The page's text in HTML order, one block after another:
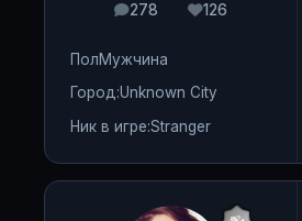
278
сообщения
126
Репутация
ПолМужчина
Город:Unknown City
Ник в игре:Stranger